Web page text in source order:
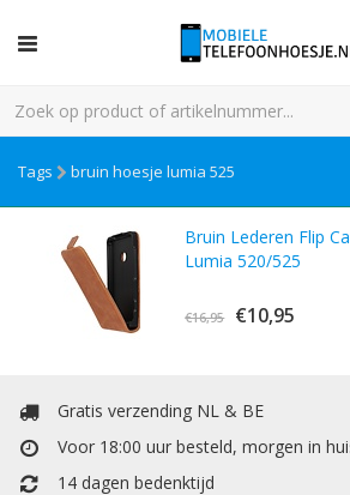
Tags bruin hoesje lumia 525
Bruin Lederen Flip
Lumia 520/525
€16,95 €10,95
Gratis verzending NL & BE
Voor 18:00 uur besteld, morgen in
14 dagen bedenktijd